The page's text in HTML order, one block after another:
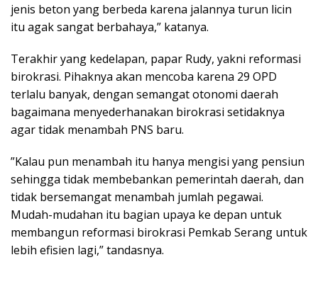
jenis beton yang berbeda karena jalannya turun licin
itu agak sangat berbahaya,” katanya.
Terakhir yang kedelapan, papar Rudy, yakni reformasi
birokrasi. Pihaknya akan mencoba karena 29 OPD
terlalu banyak, dengan semangat otonomi daerah
bagaimana menyederhanakan birokrasi setidaknya
agar tidak menambah PNS baru.
”Kalau pun menambah itu hanya mengisi yang pensiun
sehingga tidak membebankan pemerintah daerah, dan
tidak bersemangat menambah jumlah pegawai.
Mudah-mudahan itu bagian upaya ke depan untuk
membangun reformasi birokrasi Pemkab Serang untuk
lebih efisien lagi,” tandasnya.